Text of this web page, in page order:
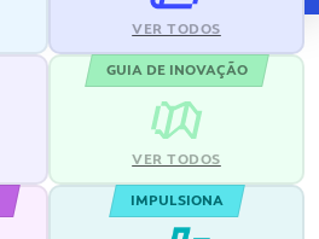
VER TODOS
GUIA DE INOVAÇÃO
VER TODOS
IMPULSIONA